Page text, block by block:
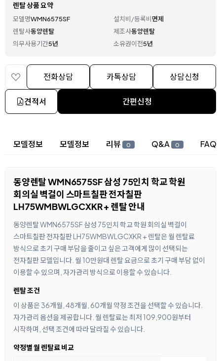
렌탈 상품 요약
모델명WMN6575SF 설치비/등록비면제
렌탈사동양렌탈 제조사동양렌탈
의무사용기간5년 소유권이전5년
전화상담 카톡상담 상담신청
견적서 간편신청
상세 정보
모델정보 모델정보 리뷰 0 Q&A 0 FAQ
동양렌탈 WMN6575SF 삼성 75인치 학교 학원
회의실 벽걸이 스마트칠판 전자칠판
LH75WMBWLGCXKR + 렌탈 안내
동양렌탈 WMN6575SF 삼성 75인치 학교 학원 회의실 벽걸이
스마트칠판 전자칠판 LH75WMBWLGCXKR + 렌탈은 월 렌탈료
방식으로 초기 구매 부담을 줄이고 싶은 고객에게 많이 선택되는
전자칠판 모델입니다. 월 10만원대 렌탈 요금으로 초기 구매 부담 없이
이용할 수 있으며, 자가관리 방식으로 이용할 수 있습니다.
렌탈 조건
이 상품은 36개월, 48개월, 60개월 약정 조건을 선택할 수 있습니다.
자가관리 옵션을 제공합니다. 월 렌탈료는 최저 109,900원부터
시작하며, 선택 조건에 따라 달라질 수 있습니다.
약정별 월 렌탈료 비교